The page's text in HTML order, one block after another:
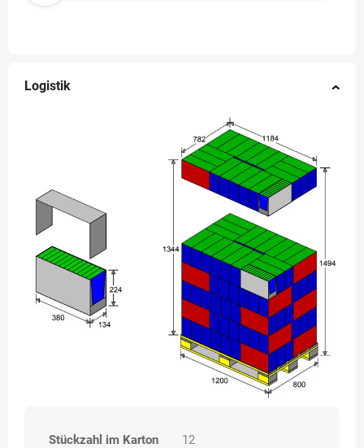
Logistik
Stückzahl im Karton 12